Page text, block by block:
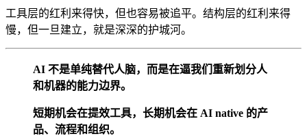
工具层的红利来得快，但也容易被追平。结构层的红利来得
慢，但一旦建立，就是深深的护城河。
AI 不是单纯替代人脑，而是在逼我们重新划分人
和机器的能力边界。
短期机会在提效工具，长期机会在 AI native 的产
品、流程和组织。